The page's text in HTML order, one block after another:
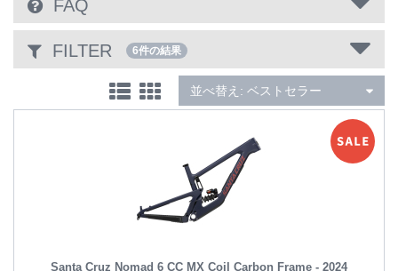
27.5 インチ カーボンバイクでよろしいですか？はい、可能です。26 イ
ンチ ホイールでよろしいですか？はい、可能です。可能であれば、全
て青にしますか？はい、そうします！自転車のフレームを選択し、MTB
に個性を取り戻しましょう。自由にイメージを膨らませてください。
FAQ
FILTER 6件の結果
並べ替え: ベストセラー
Santa Cruz Nomad 6 CC MX Coil Carbon Frame - 2024